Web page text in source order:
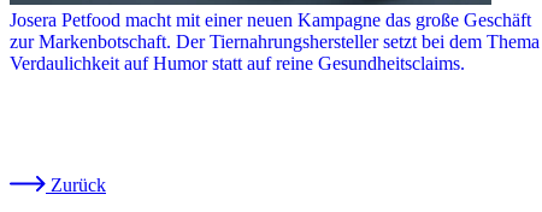
Josera Petfood macht mit einer neuen Kampagne das große Geschäft
zur Markenbotschaft. Der Tiernahrungshersteller setzt bei dem Thema
Verdaulichkeit auf Humor statt auf reine Gesundheitsclaims.
Zurück